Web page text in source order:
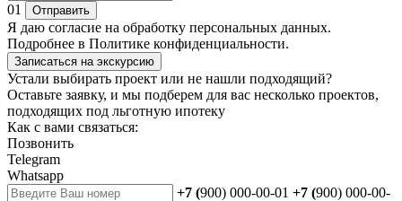
01
Отправить
Я даю согласие на обработку персональных данных.
Подробнее в Политике конфиденциальности.
Записаться на экскурсию
Устали выбирать проект или не нашли подходящий?
Оставьте заявку, и мы подберем для вас несколько проектов,
подходящих под льготную ипотеку
Как с вами связаться:
Позвонить
Telegram
Whatsapp
+7 (900) 000-00-01 +7 (900) 000-00-